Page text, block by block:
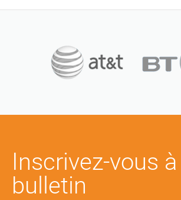
Inscrivez-vous
bulletin